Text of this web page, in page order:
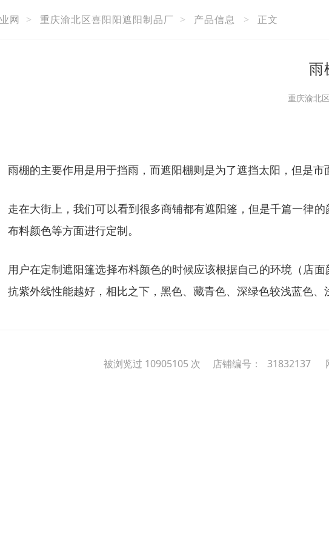
网 > 重庆渝北区喜阳阳遮阳制品厂 > 产品信息 > 正文
雨
重庆渝北
雨棚的主要作用是用于挡雨，而遮阳棚则是为了遮挡太阳，但是
走在大街上，我们可以看到很多商铺都有遮阳篷，但是千篇一律
布料颜色等方面进行定制。
用户在定制遮阳篷选择布料颜色的时候应该根据自己的环境（店
抗紫外线性能越好，相比之下，黑色、藏青色、深绿色较浅蓝色
被浏览过 10905105 次 店铺编号： 31832137